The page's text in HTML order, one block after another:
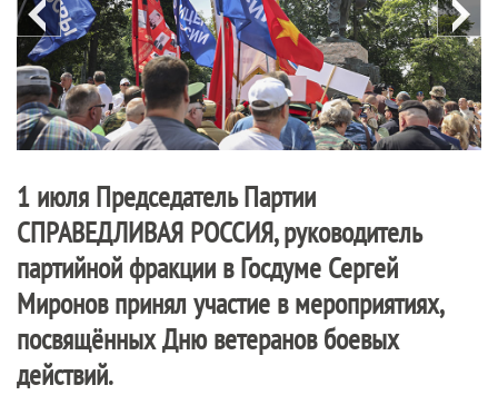
1 июля Председатель Партии
СПРАВЕДЛИВАЯ РОССИЯ, руководитель
партийной фракции в Госдуме Сергей
Миронов принял участие в мероприятиях,
посвящённых Дню ветеранов боевых
действий.